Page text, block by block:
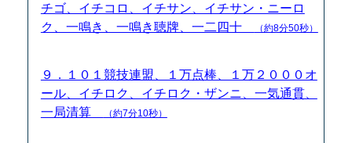
チゴ、イチコロ、イチサン、イチサン・ニーロ
ク、一鳴き、一鳴き聴牌、一二四十
（約8分50秒）
９．１０１競技連盟、１万点棒、１万２０００オ
ール、イチロク、イチロク・ザンニ、一気通貫、
一局清算
（約7分10秒）